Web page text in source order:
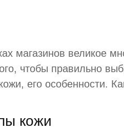
магазинов великое
чтобы правильно
его особенности.
кожи